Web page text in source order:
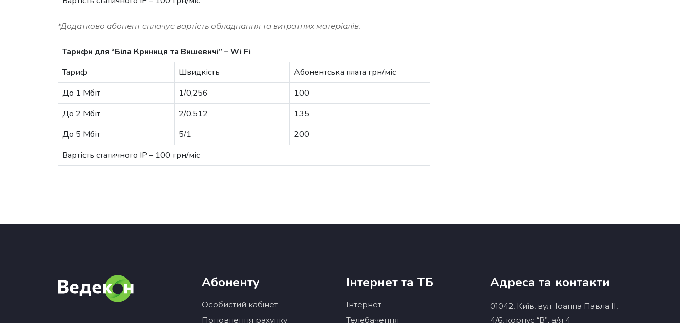
*Додатково абонент сплачує вартість обладнання та витратних матеріалів.
Тарифи для “Біла Криниця та Вишевичі” – Wi Fi
Тариф
Швидкість
Абонентська плата грн/міс
До 1 Мбіт
1/0,256
100
До 2 Мбіт
2/0,512
135
До 5 Мбіт
5/1
200
Вартість статичного IP – 100 грн/міс
Абоненту
Особистий кабінет
Поповнення рахунку
Інтернет та ТБ
Інтернет
Телебачення
Адреса та контакти
01042, Київ, вул. Іоанна Павла ІІ,
4/6, корпус “В”, а/я 4